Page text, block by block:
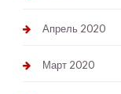
Апрель 2020
Март 2020